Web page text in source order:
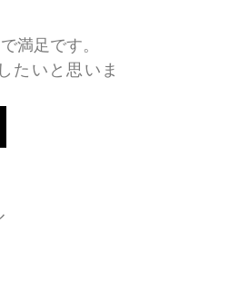
満足です。
たいと思いま